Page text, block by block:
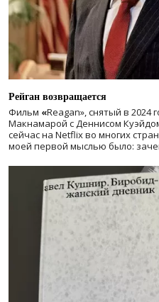
Рейган возвращается
Фильм «Reagan», снятый в 2024
Макнамарой с Деннисом
сейчас на Netflix во многих
моей первой мыслью было: